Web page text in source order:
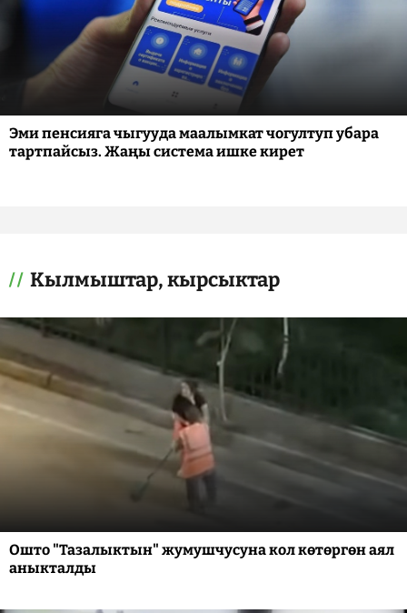
Эми пенсияга чыгууда маалымкат чогултуп убара
тартпайсыз. Жаңы система ишке кирет
Кылмыштар, кырсыктар
Ошто "Тазалыктын" жумушчусуна кол көтөргөн аял
аныкталды